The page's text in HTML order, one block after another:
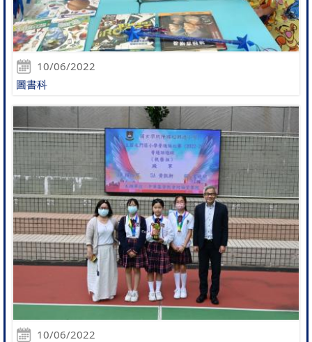
10/06/2022
圖書科
10/06/2022